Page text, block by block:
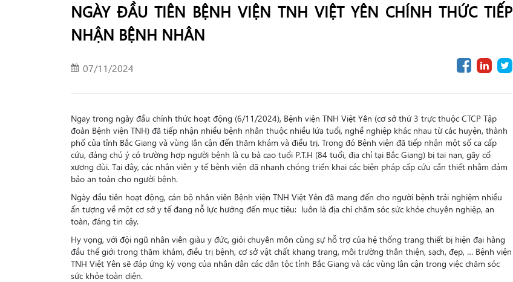
NGÀY ĐẦU TIÊN BỆNH VIỆN TNH VIỆT YÊN CHÍNH THỨC TIẾP
NHẬN BỆNH NHÂN
07/11/2024
Ngay trong ngày đầu chính thức hoạt động (6/11/2024), Bệnh viện TNH Việt Yên (cơ sở thứ 3 trực thuộc CTCP Tập
đoàn Bệnh viện TNH) đã tiếp nhận nhiều bệnh nhân thuộc nhiều lứa tuổi, nghề nghiệp khác nhau từ các huyện, thành
phố của tỉnh Bắc Giang và vùng lân cận đến thăm khám và điều trị. Trong đó Bệnh viện đã tiếp nhận một số ca cấp
cứu, đáng chú ý có trường hợp người bệnh là cụ bà cao tuổi P.T.H (84 tuổi, địa chỉ tại Bắc Giang) bị tai nạn, gãy cổ
xương đùi. Tại đây, các nhân viên y tế bệnh viện đã nhanh chóng triển khai các biện pháp cấp cứu cần thiết nhằm đảm
bảo an toàn cho người bệnh.
Ngày đầu tiên hoạt động, cán bộ nhân viên Bệnh viện TNH Việt Yên đã mang đến cho người bệnh trải nghiệm nhiều
ấn tượng về một cơ sở y tế đang nỗ lực hướng đến mục tiêu: luôn là địa chỉ chăm sóc sức khỏe chuyên nghiệp, an
toàn, đáng tin cậy.
Hy vọng, với đội ngũ nhân viên giàu y đức, giỏi chuyên môn cùng sự hỗ trợ của hệ thống trang thiết bị hiện đại hàng
đầu thế giới trong thăm khám, điều trị bệnh, cơ sở vật chất khang trang, môi trường thân thiện, sạch, đẹp, … Bệnh viện
TNH Việt Yên sẽ đáp ứng kỳ vọng của nhân dân các dân tộc tỉnh Bắc Giang và các vùng lân cận trong việc chăm sóc
sức khỏe toàn diện.